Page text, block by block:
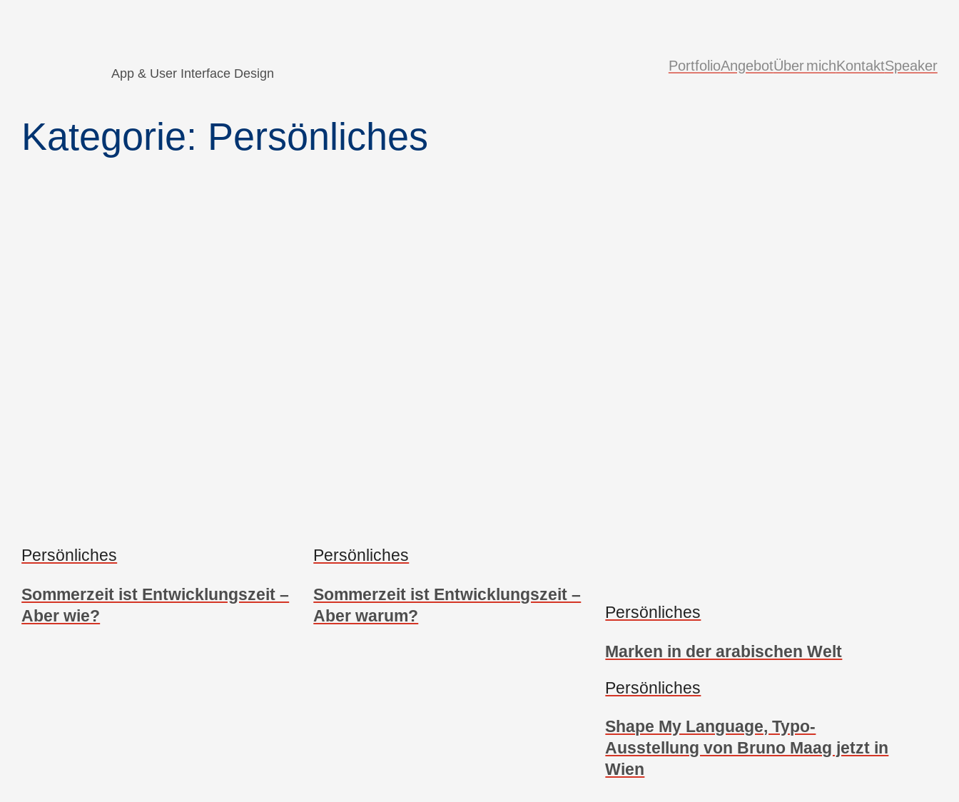
App & User Interface Design PortfolioAngebotÜber michKontaktSpeaker
Kategorie: Persönliches
Persönliches
Sommerzeit ist Entwicklungszeit –
Aber wie?
Persönliches
Sommerzeit ist Entwicklungszeit –
Aber warum?
Persönliches
Marken in der arabischen Welt
Persönliches
Shape My Language, Typo-
Ausstellung von Bruno Maag jetzt in
Wien